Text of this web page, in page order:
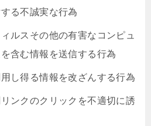
る不誠実な行為
ルスその他の有害なコンピュ
含む情報を送信する行為
し得る情報を改ざんする行為
ンクのクリックを不適切に誘